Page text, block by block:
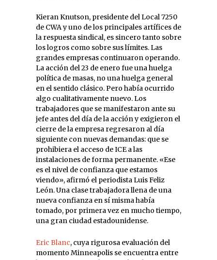
Kieran Knutson, presidente del Local 7250
de CWA y uno de los principales artífices de
la respuesta sindical, es sincero tanto sobre
los logros como sobre sus límites. Las
grandes empresas continuaron operando.
La acción del 23 de enero fue una huelga
política de masas, no una huelga general
en el sentido clásico. Pero había ocurrido
algo cualitativamente nuevo. Los
trabajadores que se manifestaron ante su
jefe antes del día de la acción y exigieron el
cierre de la empresa regresaron al día
siguiente con nuevas demandas: que se
prohibiera el acceso de ICE a las
instalaciones de forma permanente. «Ese
es el nivel de confianza que estamos
viendo», afirmó el periodista Luis Feliz
León. Una clase trabajadora llena de una
nueva confianza en sí misma había
tomado, por primera vez en mucho tiempo,
una gran ciudad estadounidense.
Eric Blanc, cuya rigurosa evaluación del
momento Minneapolis se encuentra entre